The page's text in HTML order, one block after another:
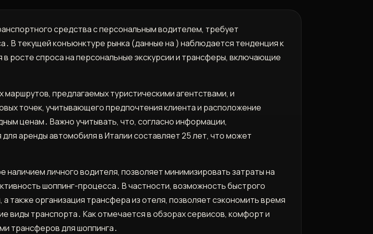
средства с персональным водителем, требует
В текущей конъюнктуре рынка (данные на ) наблюдается тенденция к
в росте спроса на персональные экскурсии и трансферы, включающие
предлагаемых туристическими агентствами, и
точек, учитывающего предпочтения клиента и расположение
ценам․ Важно учитывать, что, согласно информации,
аренды автомобиля в Италии составляет 25 лет, что может
личного водителя, позволяет минимизировать затраты на
шоппинг-процесса․ В частности, возможность быстрого
организация трансфера из отеля, позволяет сэкономить время
виды транспорта․ Как отмечается в обзорах сервисов, комфорт и
трансферов для шоппинга․